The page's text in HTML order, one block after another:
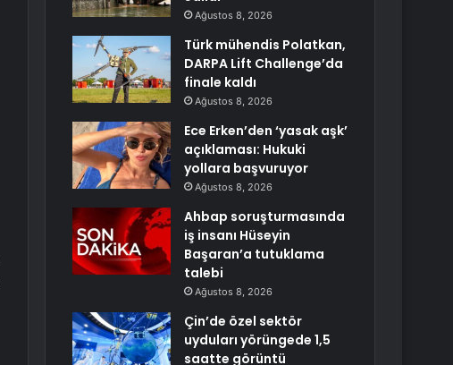
Ağustos 8, 2026
Türk mühendis Polatkan,
DARPA Lift Challenge’da
finale kaldı
Ağustos 8, 2026
Ece Erken’den ‘yasak aşk’
açıklaması: Hukuki
yollara başvuruyor
Ağustos 8, 2026
Ahbap soruşturmasında
iş insanı Hüseyin
Başaran’a tutuklama
talebi
Ağustos 8, 2026
Çin’de özel sektör
uyduları yörüngede 1,5
saatte görüntü